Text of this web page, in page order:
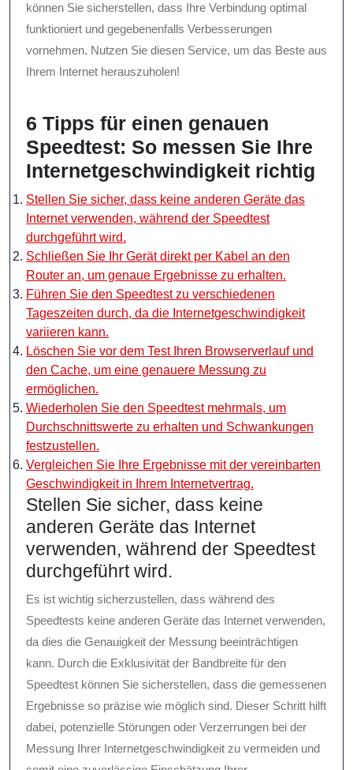
können Sie sicherstellen, dass Ihre Verbindung optimal
funktioniert und gegebenenfalls Verbesserungen
vornehmen. Nutzen Sie diesen Service, um das Beste aus
Ihrem Internet herauszuholen!
6 Tipps für einen genauen
Speedtest: So messen Sie Ihre
Internetgeschwindigkeit richtig
Stellen Sie sicher, dass keine anderen Geräte das
Internet verwenden, während der Speedtest
durchgeführt wird.
Schließen Sie Ihr Gerät direkt per Kabel an den
Router an, um genaue Ergebnisse zu erhalten.
Führen Sie den Speedtest zu verschiedenen
Tageszeiten durch, da die Internetgeschwindigkeit
variieren kann.
Löschen Sie vor dem Test Ihren Browserverlauf und
den Cache, um eine genauere Messung zu
ermöglichen.
Wiederholen Sie den Speedtest mehrmals, um
Durchschnittswerte zu erhalten und Schwankungen
festzustellen.
Vergleichen Sie Ihre Ergebnisse mit der vereinbarten
Geschwindigkeit in Ihrem Internetvertrag.
Stellen Sie sicher, dass keine
anderen Geräte das Internet
verwenden, während der Speedtest
durchgeführt wird.
Es ist wichtig sicherzustellen, dass während des
Speedtests keine anderen Geräte das Internet verwenden,
da dies die Genauigkeit der Messung beeinträchtigen
kann. Durch die Exklusivität der Bandbreite für den
Speedtest können Sie sicherstellen, dass die gemessenen
Ergebnisse so präzise wie möglich sind. Dieser Schritt hilft
dabei, potenzielle Störungen oder Verzerrungen bei der
Messung Ihrer Internetgeschwindigkeit zu vermeiden und